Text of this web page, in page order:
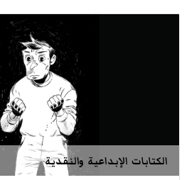
الكتابات الإبداعية والنقدية